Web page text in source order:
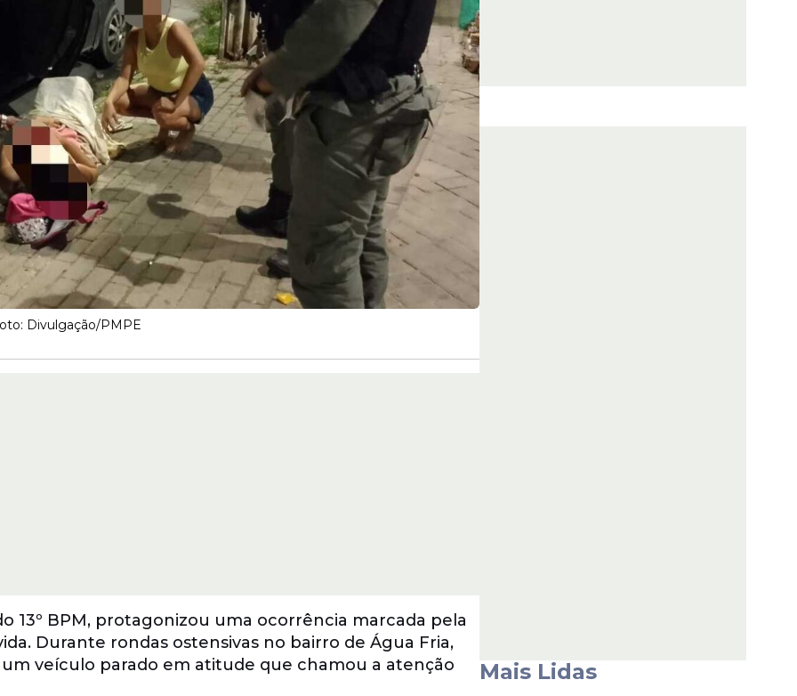
Divulgação/PMPE
13º BPM, protagonizou uma ocorrência marcada pela
Durante rondas ostensivas no bairro de Água Fria,
um veículo parado em atitude que chamou a atenção
Mais Lidas